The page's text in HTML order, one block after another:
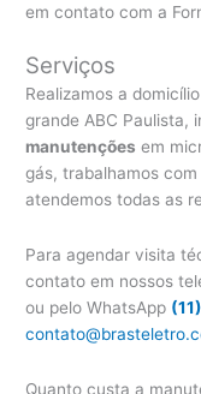
em contato com a
Serviços
Realizamos a
grande ABC Paulista,
manutenções em
gás, trabalhamos
atendemos todas as
Para agendar visita
contato em nossos
ou pelo WhatsApp
Quanto custa a